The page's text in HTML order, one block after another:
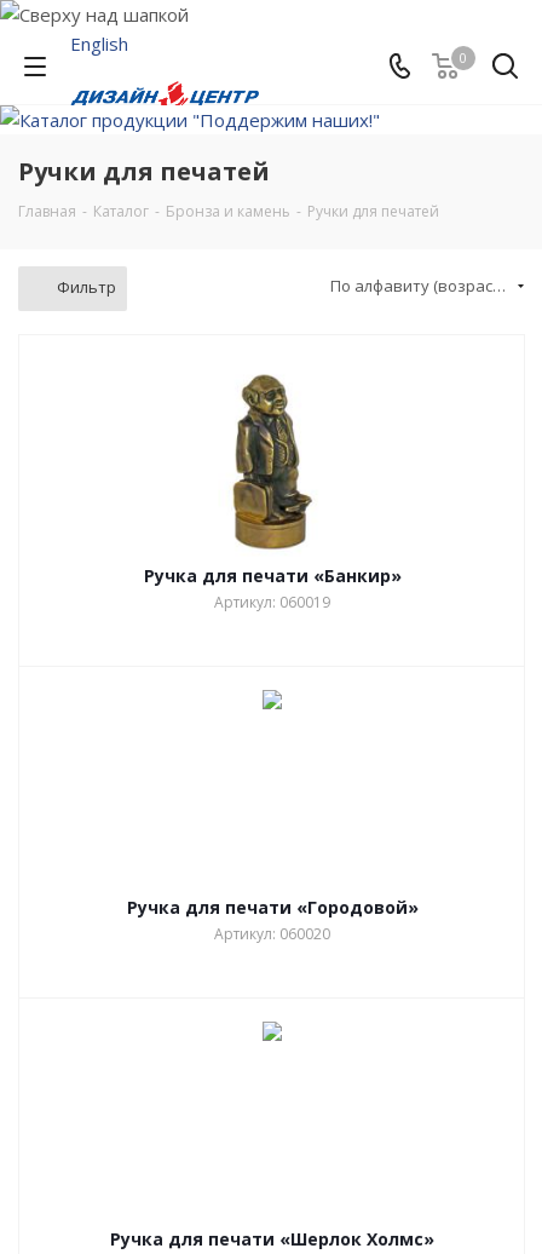
English
0
Ручки для печатей
Главная - Каталог - Бронза и камень - Ручки для печатей
Фильтр По алфавиту (возрастание)
Ручка для печати «Банкир»
Артикул: 060019
Ручка для печати «Городовой»
Артикул: 060020
Ручка для печати «Шерлок Холмс»